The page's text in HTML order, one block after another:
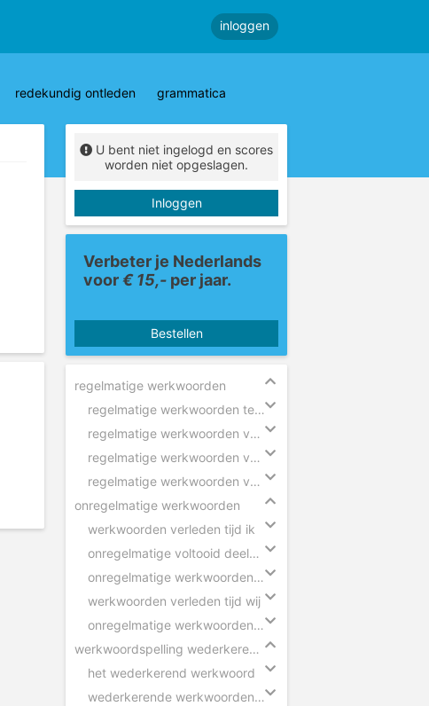
inloggen
redekundig ontleden grammatica
U bent niet ingelogd en scores
worden niet opgeslagen.
Inloggen
Verbeter je Nederlands
voor€ 15,- per jaar.
Bestellen
regelmatige werkwoorden
regelmatige werkwoorden tegenwoordige tijd
regelmatige werkwoorden verleden tijd
regelmatige werkwoorden voltooid deelwoord
regelmatige werkwoorden verleden tijd eenvoudig
onregelmatige werkwoorden
werkwoorden verleden tijd ik
onregelmatige voltooid deelwoorden in zinnen
onregelmatige werkwoorden voltooid deelwoord
werkwoorden verleden tijd wij
onregelmatige werkwoorden verleden tijd
werkwoordspelling wederkerend werkwoord
het wederkerend werkwoord
wederkerende werkwoorden in zinnen